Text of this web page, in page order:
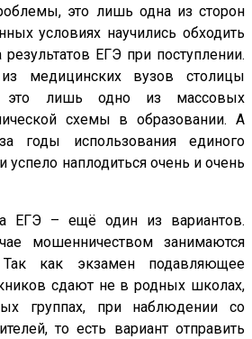
это лишь одна из сторон
условиях научились обходить
результатов ЕГЭ при поступлении.
медицинских вузов столицы
это лишь одно из массовых
схемы в образовании. А
годы использования единого
успело наплодиться очень и очень
ЕГЭ – ещё один из вариантов.
мошенничеством занимаются
как экзамен подавляющее
сдают не в родных школах,
группах, при наблюдении со
то есть вариант отправить